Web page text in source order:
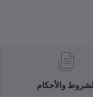
الشروط والأحكام